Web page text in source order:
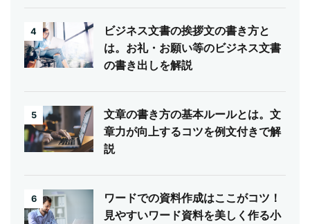
4
ビジネス文書の挨拶文の書き方と
は。お礼・お願い等のビジネス文書
の書き出しを解説
5
文章の書き方の基本ルールとは。文
章力が向上するコツを例文付きで解
説
6
ワードでの資料作成はここがコツ！
見やすいワード資料を美しく作る小